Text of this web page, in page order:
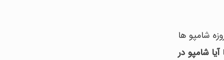
شامپو ها
آیا شامپو در